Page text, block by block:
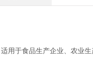
用于食品生产企业、农业